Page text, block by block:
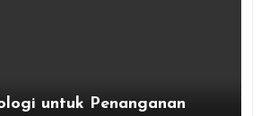
untuk Penanganan